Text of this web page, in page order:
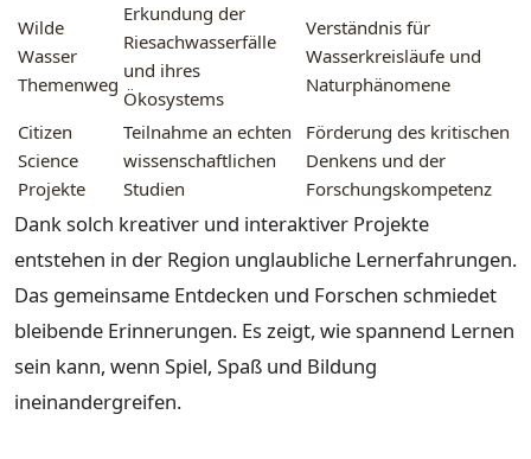
Wilde
Wasser
Themenweg
Erkundung der
Riesachwasserfälle
und ihres
Ökosystems
Verständnis für
Wasserkreisläufe und
Naturphänomene
Citizen
Science
Projekte
Teilnahme an echten
wissenschaftlichen
Studien
Förderung des kritischen
Denkens und der
Forschungskompetenz
Dank solch kreativer und interaktiver Projekte
entstehen in der Region unglaubliche Lernerfahrungen.
Das gemeinsame Entdecken und Forschen schmiedet
bleibende Erinnerungen. Es zeigt, wie spannend Lernen
sein kann, wenn Spiel, Spaß und Bildung
ineinandergreifen.